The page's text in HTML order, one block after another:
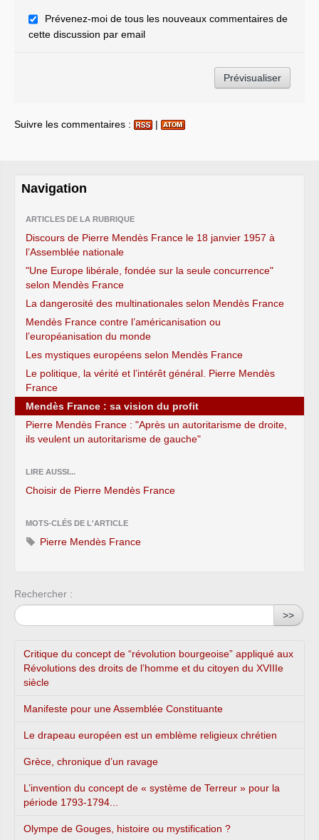
Prévenez-moi de tous les nouveaux commentaires de
cette discussion par email
Suivre les commentaires : |
Navigation
ARTICLES DE LA RUBRIQUE
Discours de Pierre Mendès France le 18 janvier 1957 à
l’Assemblée nationale
"Une Europe libérale, fondée sur la seule concurrence"
selon Mendès France
La dangerosité des multinationales selon Mendès France
Mendès France contre l’américanisation ou
l’européanisation du monde
Les mystiques européens selon Mendès France
Le politique, la vérité et l’intérêt général. Pierre Mendès
France
Mendès France : sa vision du profit
Pierre Mendès France : "Après un autoritarisme de droite,
ils veulent un autoritarisme de gauche"
LIRE AUSSI...
Choisir de Pierre Mendès France
MOTS-CLÉS DE L'ARTICLE
Pierre Mendès France
Rechercher :
>>
Critique du concept de “révolution bourgeoise” appliqué aux
Révolutions des droits de l’homme et du citoyen du XVIIIe
siècle
Manifeste pour une Assemblée Constituante
Le drapeau européen est un emblème religieux chrétien
Grèce, chronique d’un ravage
L’invention du concept de « système de Terreur » pour la
période 1793-1794...
Olympe de Gouges, histoire ou mystification ?